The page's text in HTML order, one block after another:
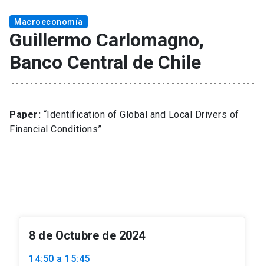
Macroeconomía
Guillermo Carlomagno,
Banco Central de Chile
Paper: “Identification of Global and Local Drivers of
Financial Conditions”
8 de Octubre de 2024
14:50 a 15:45